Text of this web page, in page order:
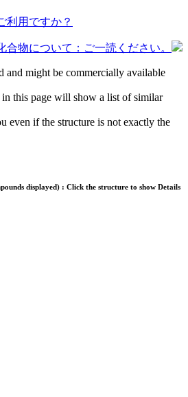
利用ですか？
合物について：ご一読ください。
and might be commercially available
this page will show a list of similar
even if the structure is not exactly the
displayed) : Click the structure to show Details